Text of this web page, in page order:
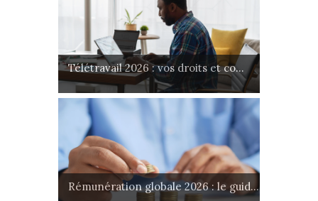
Télétravail 2026 : vos droits et co...
Rémunération globale 2026 : le guid...